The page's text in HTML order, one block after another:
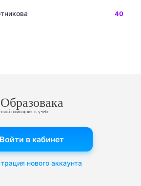
40
Образовака
твой помощник в учебе
Войти в кабинет
нового аккаунта